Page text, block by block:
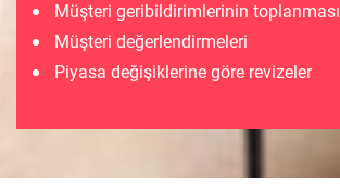
Müşteri geribildirimlerinin toplanması
Müşteri değerlendirmeleri
Piyasa değişiklerine göre revizeler